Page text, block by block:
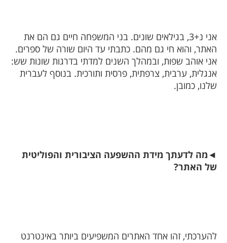
אני נ+3, בגילאים שונים. בני המשפחה חיים גם הם את
האתר, והוא חי גם מהם. כתבתי עד היום שורה של ספרים.
אני אוהב שפות, ובמהלך השנים למדתי בדרגות שונות שש:
אנגלית, ערבית, צרפתית, פרסית ותורכית. בנוסף לעברית
שלנו, כמובן.
◄ מה לדעתך מידת ההשפעה הציבורית והפוליטית
של האתר?
להערכתי, זהו אחד האתרים המשפיעים ביותר באינטרנט